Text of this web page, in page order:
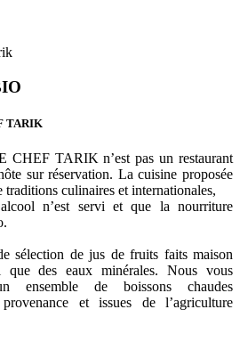
TARIK
TARIK n’est pas un restaurant
sur réservation. La cuisine proposée
traditions culinaires et internationales,
n’est servi et que la nourriture
sélection de jus de fruits faits maison
que des eaux minérales. Nous vous
ensemble de boissons chaudes
et issues de l’agriculture